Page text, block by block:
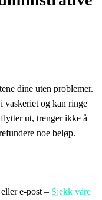
dine uten problemer.
og kan ringe
ut, trenger ikke å
noe beløp.
e-post – Sjekk våre